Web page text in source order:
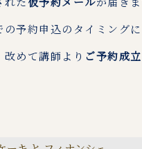
予約申込のタイミング
めて講師より ご予約成